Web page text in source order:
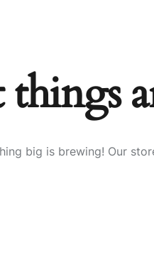
De Franquias
things
big is brewing! Our